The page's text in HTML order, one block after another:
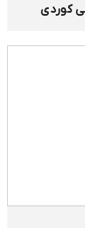
كوردی